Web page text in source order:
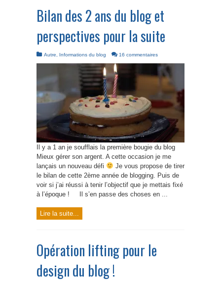
Bilan des 2 ans du blog et
perspectives pour la suite
Autre Informations du blog 16 commentaires
Il y a 1 an je soufflais la première bougie du blog
Mieux gérer son argent. A cette occasion je me
lançais un nouveau défi
Je vous propose de tirer
le bilan de cette 2ème année de blogging. Puis de
voir si j’ai réussi à tenir l’objectif que je mettais fixé
à l’époque ! Il s’en passe des choses en ...
Lire la suite...
Opération lifting pour le
design du blog !